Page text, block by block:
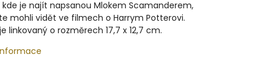
je najít napsanou Mlokem Scamanderem,
mohli vidět ve filmech o Harrym Potterovi.
linkovaný o rozměrech 17,7 x 12,7 cm.